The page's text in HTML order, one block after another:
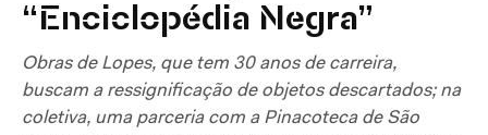
“Enciclopédia Negra”
Obras de Lopes, que tem 30 anos de carreira,
buscam a ressignificação de objetos descartados; na
coletiva, uma parceria com a Pinacoteca de São